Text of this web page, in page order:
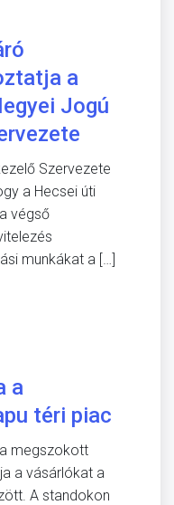
a
Jogú
Szervezete
a Hecsei úti
végső
munkákat a […]
a
téri piac
megszokott
a vásárlókat a
A standokon